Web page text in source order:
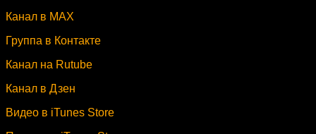
Канал в MAX
Группа в Контакте
Канал на Rutube
Канал в Дзен
Видео в iTunes Store